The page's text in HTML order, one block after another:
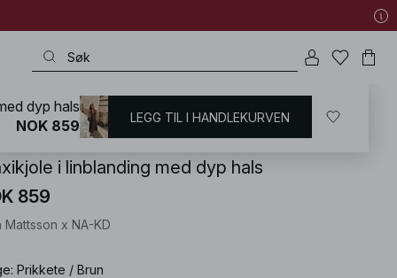
/ Sommerklær Sommerkjoler / Maxikjoler sommer
i linblanding med dyp hals
859
Mattsson x NA-KD
: Prikkete / Brun
dyp hals
NOK 859
LEGG TIL I HANDLEKURVEN